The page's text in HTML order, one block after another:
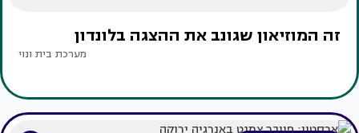
זה המוזיאון שגונב את ההצגה בלונדון
מערכת בית ונוי